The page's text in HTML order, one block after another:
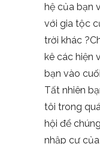
hệ của bạn
với gia tộc
trời khác
kê các hiện
bạn vào
Tất nhiên
tôi trong
hội để
nhập cư